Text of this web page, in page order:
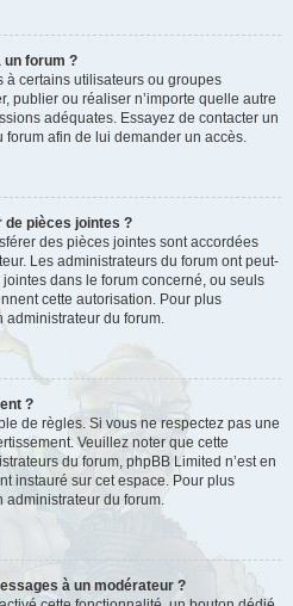
un forum ?
à certains utilisateurs ou groupes
publier ou réaliser n’importe quelle autre
adéquates. Essayez de contacter un
afin de lui demander un accès.
de pièces jointes ?
des pièces jointes sont accordées
Les administrateurs du forum ont peut-
dans le forum concerné, ou seuls
cette autorisation. Pour plus
administrateur du forum.
?
de règles. Si vous ne respectez pas une
Veuillez noter que cette
du forum, phpBB Limited n’est en
instauré sur cet espace. Pour plus
administrateur du forum.
à un modérateur ?